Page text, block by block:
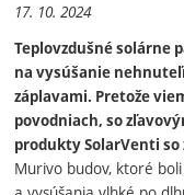
17. 10. 2024
Teplovzdušné solárne
na vysúšanie
záplavami. Pretože
povodniach, so
produkty SolarVenti so
Murivo budov, ktoré